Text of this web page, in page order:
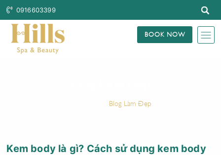
0916603399
BOOK NOW
Blog Làm Đẹp
Kem body là gì? Cách sử dụng kem body